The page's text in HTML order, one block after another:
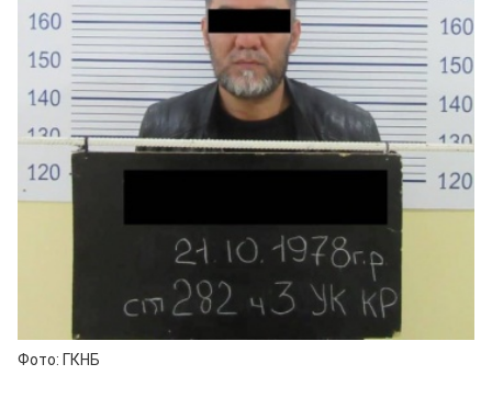
Фото: ГКНБ